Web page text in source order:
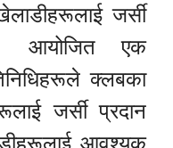
जर्सी
आयोजित एक
क्लबका
जर्सी प्रदान